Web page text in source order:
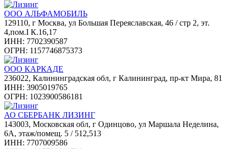
ООО АЛЬФАМОБИЛЬ
129110, г Москва, ул Большая Переяславская, 46 / стр 2, эт.
4,пом.I К.16,17
ИНН: 7702390587
ОГРН: 1157746875373
ООО КАРКАДЕ
236022, Калининградская обл, г Калининград, пр-кт Мира, 81
ИНН: 3905019765
ОГРН: 1023900586181
АО СБЕРБАНК ЛИЗИНГ
143003, Московская обл, г Одинцово, ул Маршала Неделина,
6А, этаж/помещ. 5 / 512,513
ИНН: 7707009586